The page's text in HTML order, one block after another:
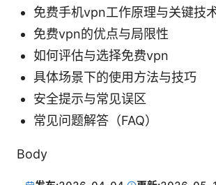
免费手机vpn工作原理与关键技
免费vpn的优点与局限性
如何评估与选择免费vpn
具体场景下的使用方法与技巧
安全提示与常见误区
常见问题解答（FAQ）
Body